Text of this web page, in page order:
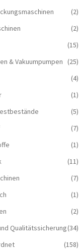
(2)
(2)
(15)
& Vakuum­pumpen
(25)
(4)
(1)
(5)
(7)
(1)
(11)
(7)
(1)
(2)
Qualitätssicherung(34)
(158)